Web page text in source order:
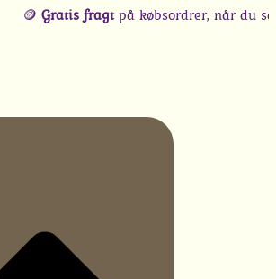
Gratis fragtpå købsordrer, når du samtidig